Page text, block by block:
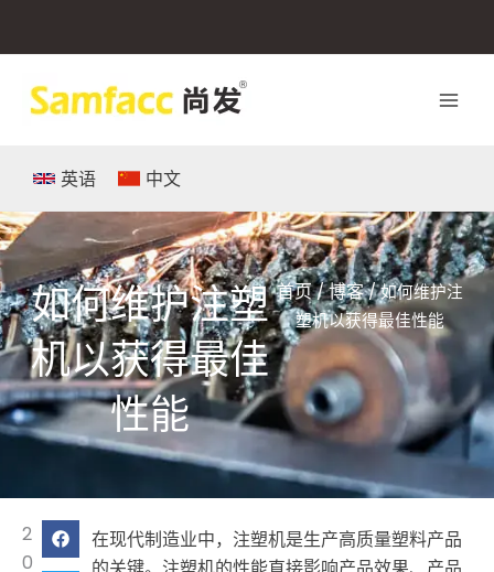
英语 中文
如何维护注塑
机以获得最佳
性能
首页/博客/ 如何维护注
塑机以获得最佳性能
2
0
在现代制造业中，注塑机是生产高质量塑料产品
的关键。注塑机的性能直接影响产品效果、产品